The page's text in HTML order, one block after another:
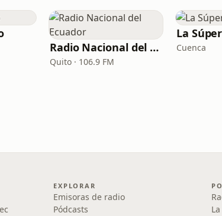
Radio Nacional del Ecuador
Quito · 106.9 FM
La
Cuenca
EXPLORAR
Emisoras de radio
Pódcasts